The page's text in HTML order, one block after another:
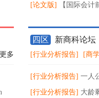
制 究
[论文版] 【国际会
量披
更多
四区 新商科论坛
[行业分析报告] [商
[行业分析报告] 一人
说：都是被割韭菜的
[行业分析报告] 大龄